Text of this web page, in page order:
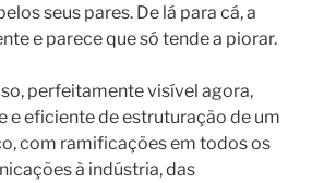
seus pares. De lá para cá, a
e parece que só tende a piorar.
perfeitamente visível agora,
e eficiente de estruturação de um
com ramificações em todos os
à indústria, das